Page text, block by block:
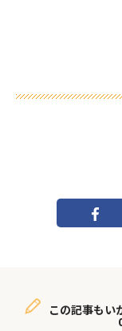
この記事もい